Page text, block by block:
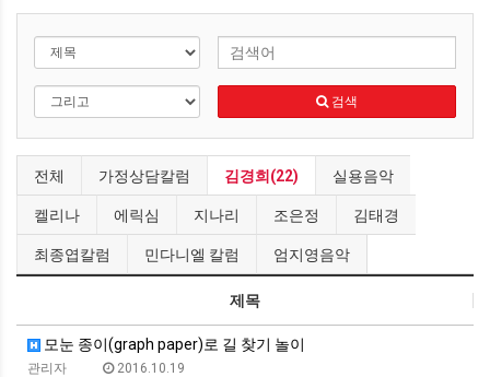
검색
전체 가정상담칼럼 김경희(22) 실용음악
켈리나 에릭심 지나리 조은정 김태경
최종엽칼럼 민다니엘 칼럼 엄지영음악
제목
모눈 종이(graph paper)로 길 찾기 놀이
관리자 2016.10.19